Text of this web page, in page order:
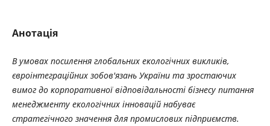
Анотація
В умовах посилення глобальних екологічних викликів,
євроінтеграційних зобов'язань України та зростаючих
вимог до корпоративної відповідальності бізнесу питання
менеджменту екологічних інновацій набуває
стратегічного значення для промислових підприємств.